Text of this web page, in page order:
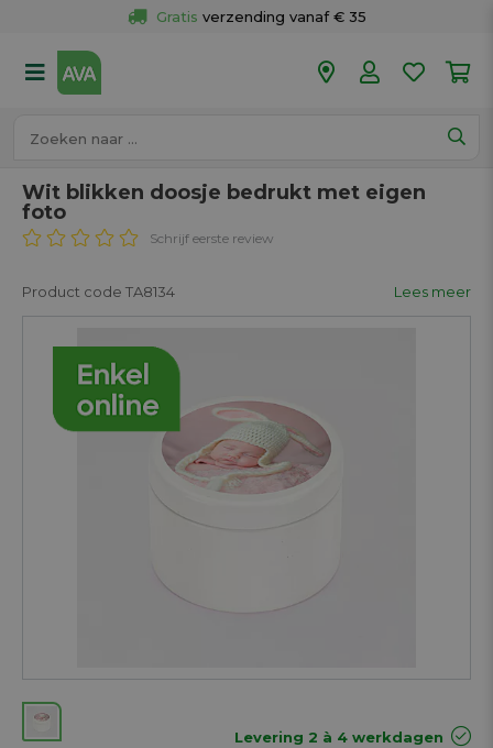
Gratis verzending vanaf € 35
50 winkels
Wit blikken doosje bedrukt met eigen
foto
Schrijf eerste review
Product code TA8134 Lees meer
Levering 2 à 4 werkdagen